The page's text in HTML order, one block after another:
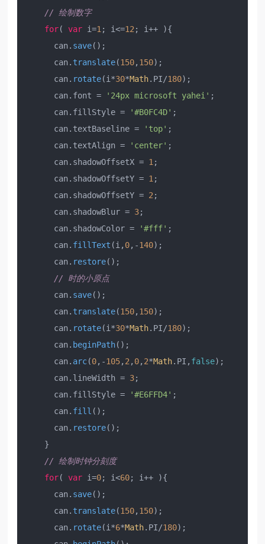
// 绘制数字
for( var i=1 ; i<=12 ; i++ ){
      can.
save();
      can.
translate(150, 150);
      can.
rotate(i*30*Math. PI/180);
      can.
font = '24px microsoft yahei' ;
      can.
fillStyle = '#B0FC4D' ;
      can.
textBaseline = 'top' ;
      can.
textAlign = 'center' ;
      can.
shadowOffsetX = 1 ;
      can.
shadowOffsetY = 1 ;
      can.
shadowOffsetY = 2 ;
      can.
shadowBlur = 3;
      can.
shadowColor = '#fff' ;
      can.
fillText (i, 0,-140);
      can.
restore();
// 时的小原点
      can.
save();
      can.
translate(150, 150);
      can.
rotate(i*30*Math. PI/180);
      can.
beginPath();
      can.
arc(0,-105, 2 , 0, 2*Math. PI , false);
      can.
lineWidth = 3;
      can.
fillStyle = '#E6FFD4' ;
      can.
fill ();
      can.
restore();
    }
// 绘制时钟分刻度
for( var i=0; i<60; i++ ){
      can.
save();
      can.
translate(150, 150);
      can.
rotate(i*6*Math. PI/180);